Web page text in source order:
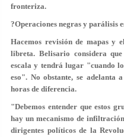
fronteriza.
?Operaciones negras y parálisis
Hacemos revisión de mapas y
libreta. Belisario considera
escala y tendrá lugar "cuando
eso". No obstante, se adelanta
horas de diferencia.
"Debemos entender que estos
hay un mecanismo de
dirigentes políticos de la